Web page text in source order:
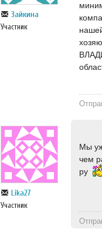
Зайкина
Участник
Lika27
Участник
Мы
чем
ру